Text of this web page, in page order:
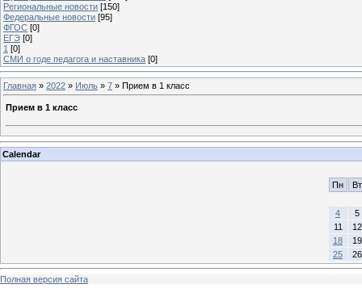
Региональные новости [150]
Федеральные новости [95]
ФГОС [0]
ЕГЭ [0]
1 [0]
СМИ о годе педагога и наставника [0]
Главная » 2022 » Июль » 7 » Прием в 1 класс
Прием в 1 класс
Calendar
Пн Вт
4
5
11
12
18
19
25
26
Полная версия сайта